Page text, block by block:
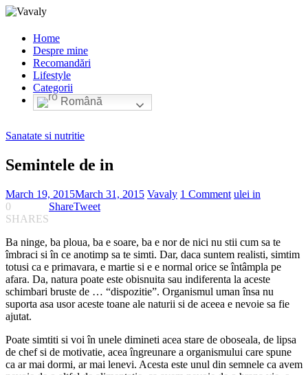
Home
Despre mine
Recomandări
Lifestyle
Categorii
Română
Sanatate si nutritie
Semintele de in
March 19, 2015March 31, 2015 Vavaly 1 Comment ulei in
0
SHARES
ShareTweet
Ba ninge, ba ploua, ba e soare, ba e nor de nici nu stii cum sa te
îmbraci si în ce anotimp sa te simti. Dar, daca suntem realisti, simtim
totusi ca e primavara, e martie si e e normal orice se întâmpla pe
afara. Da, natura poate este obisnuita sau indiferenta la aceste
schimbari bruste de … “dispozitie”. Organismul uman însa nu
suporta asa usor aceste toane ale naturii si de aceea e nevoie sa fie
ajutat.
Poate simtiti si voi în unele dimineti acea stare de oboseala, de lipsa
de chef si de motivatie, acea îngreunare a organismului care spune
ca ar mai dormi, ar mai lenevi. Acesta este unul din semnele ca avem